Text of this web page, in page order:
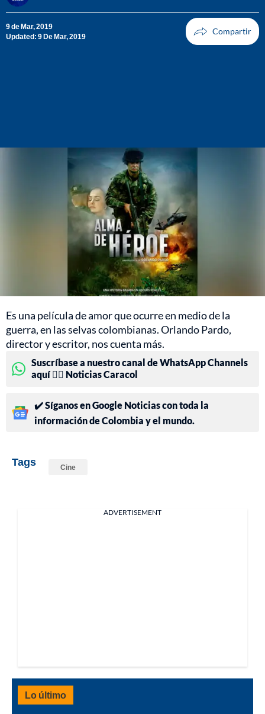
9 de Mar, 2019
Updated: 9 De Mar, 2019
Es una película de amor que ocurre en medio de la
guerra, en las selvas colombianas. Orlando Pardo,
director y escritor, nos cuenta más.
Suscríbase a nuestro canal de WhatsApp Channels
aquí 👉🏻 Noticias Caracol
✔️ Síganos en Google Noticias con toda la
información de Colombia y el mundo.
Tags Cine
ADVERTISEMENT
Lo último